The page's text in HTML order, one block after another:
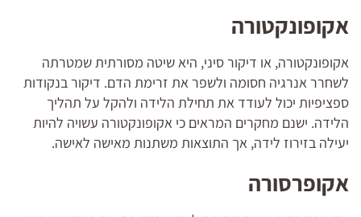
אקופונקטורה
אקופונקטורה, או דיקור סיני, היא שיטה מסורתית שמטרתה
לשחרר אנרגיה חסומה ולשפר את זרימת הדם. דיקור בנקודות
ספציפיות יכול לעודד את תחילת הלידה ולהקל על תהליך
הלידה. ישנם מחקרים המראים כי אקופונקטורה עשויה להיות
יעילה בזירוז לידה, אך התוצאות משתנות מאישה לאישה.
אקופרסורה